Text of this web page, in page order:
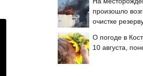
произошло
очистке
О погоде в
10 августа,